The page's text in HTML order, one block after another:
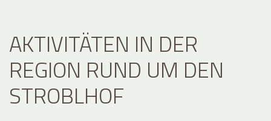
AKTIVITÄTEN IN DER
REGION RUND UM DEN
STROBLHOF